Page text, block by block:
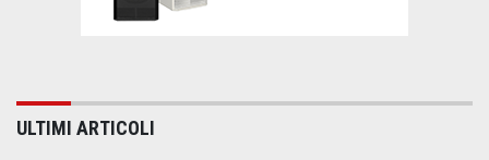
ULTIMI ARTICOLI